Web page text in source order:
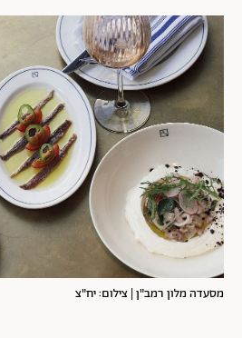
מסעדה מלון רמב"ן | צילום: יח"צ